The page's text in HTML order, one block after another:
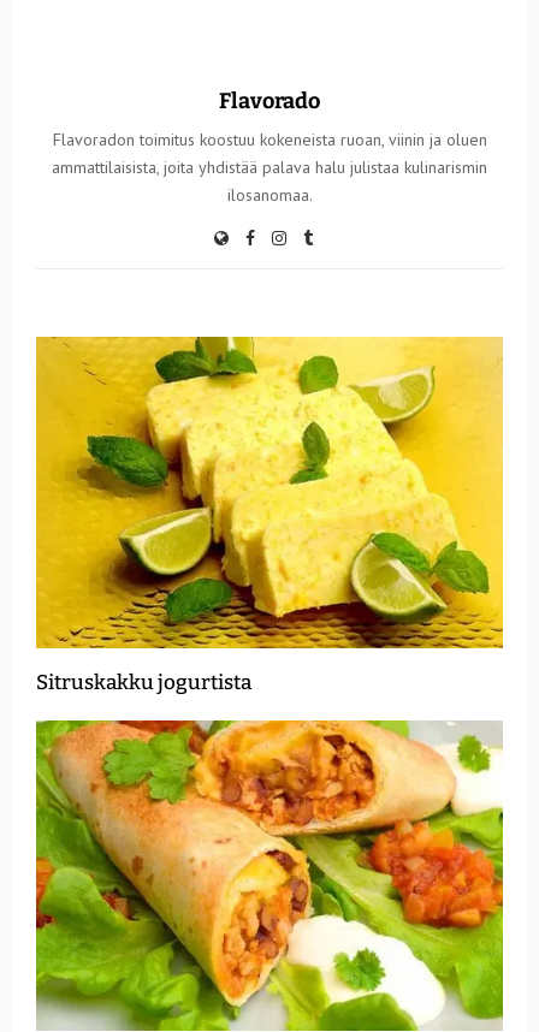
Flavorado
Flavoradon toimitus koostuu kokeneista ruoan, viinin ja oluen
ammattilaisista, joita yhdistää palava halu julistaa kulinarismin
ilosanomaa.
Sitruskakku jogurtista